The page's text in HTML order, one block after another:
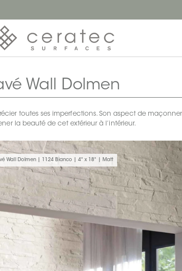
Wall Dolmen
toutes ses imperfections. Son aspect de
la beauté de cet extérieur à l’intérieur.
Wall Dolmen | 1124 Bianco | 4" x 18" | Matt